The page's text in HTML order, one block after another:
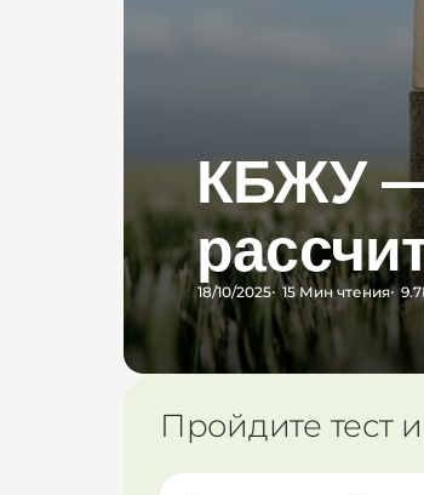
КБЖУ —
18/10/2025 15 Мин чтения
Пройдите тест